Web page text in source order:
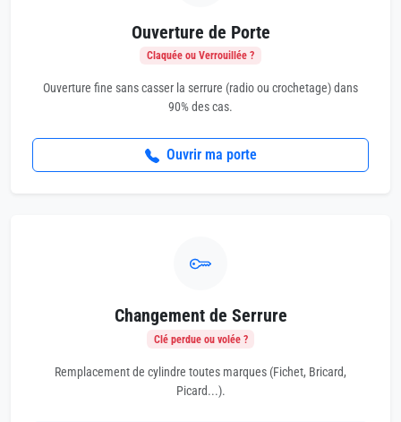
Ouverture de Porte
Claquée ou Verrouillée ?
Ouverture fine sans casser la serrure (radio ou crochetage) dans
90% des cas.
Ouvrir ma porte
Changement de Serrure
Clé perdue ou volée ?
Remplacement de cylindre toutes marques (Fichet, Bricard,
Picard...).